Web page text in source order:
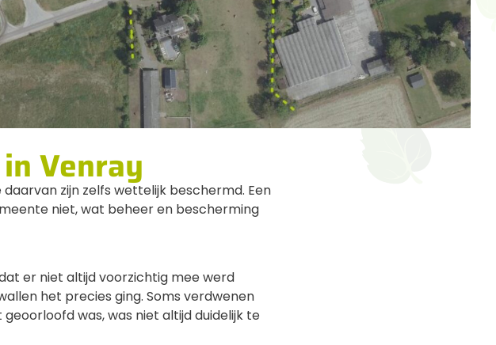
Venray
zijn zelfs wettelijk beschermd. Een
niet, wat beheer en bescherming
er niet altijd voorzichtig mee werd
het precies ging. Soms verdwenen
was, was niet altijd duidelijk te